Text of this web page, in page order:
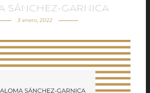
SÁNCHEZ-GARNICA
3 enero, 2022